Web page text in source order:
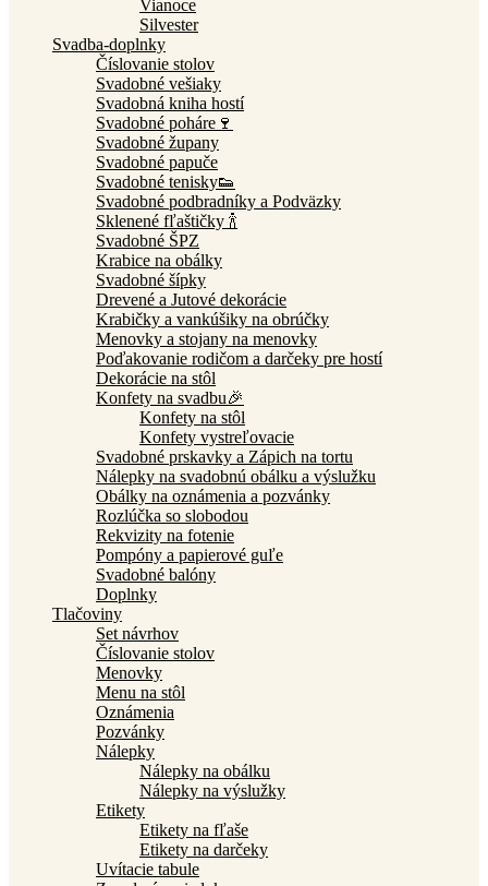
Vianoce
Silvester
Svadba-doplnky
Číslovanie stolov
Svadobné vešiaky
Svadobná kniha hostí
Svadobné poháre🍷
Svadobné župany
Svadobné papuče
Svadobné tenisky👟
Svadobné podbradníky a Podväzky
Sklenené fľaštičky 🍾
Svadobné ŠPZ
Krabice na obálky
Svadobné šípky
Drevené a Jutové dekorácie
Krabičky a vankúšiky na obrúčky
Menovky a stojany na menovky
Poďakovanie rodičom a darčeky pre hostí
Dekorácie na stôl
Konfety na svadbu🎉
Konfety na stôl
Konfety vystreľovacie
Svadobné prskavky a Zápich na tortu
Nálepky na svadobnú obálku a výslužku
Obálky na oznámenia a pozvánky
Rozlúčka so slobodou
Rekvizity na fotenie
Pompóny a papierové guľe
Svadobné balóny
Doplnky
Tlačoviny
Set návrhov
Číslovanie stolov
Menovky
Menu na stôl
Oznámenia
Pozvánky
Nálepky
Nálepky na obálku
Nálepky na výslužky
Etikety
Etikety na fľaše
Etikety na darčeky
Uvítacie tabule